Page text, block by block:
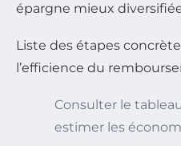
épargne mieux
Liste des étapes
l’efficience du
Consulter le
estimer les